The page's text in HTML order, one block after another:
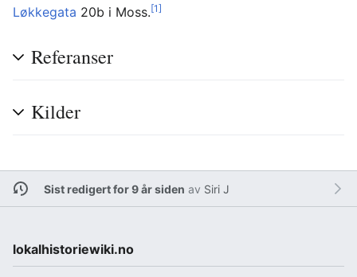
Løkkegata 20b i Moss.[1]
Referanser
Kilder
Sist redigert for 9 år siden av Siri J
lokalhistoriewiki.no